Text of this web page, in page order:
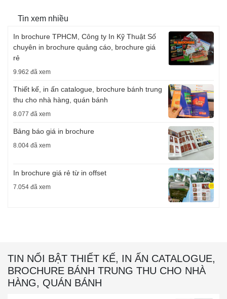
Tin xem nhiều
In brochure TPHCM, Công ty In Kỹ Thuật Số
chuyên in brochure quảng cáo, brochure giá
rẻ
9.962 đã xem
Thiết kế, in ấn catalogue, brochure bánh trung
thu cho nhà hàng, quán bánh
8.077 đã xem
Bảng báo giá in brochure
8.004 đã xem
In brochure giá rẻ từ in offset
7.054 đã xem
TIN NỔI BẬT THIẾT KẾ, IN ẤN CATALOGUE,
BROCHURE BÁNH TRUNG THU CHO NHÀ
HÀNG, QUÁN BÁNH